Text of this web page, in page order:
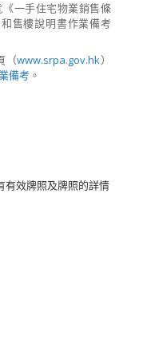
《一手住宅物業銷售條
售樓說明書作業備考
（www.srpa.gov.hk）
備考 。
有效牌照及牌照的詳情